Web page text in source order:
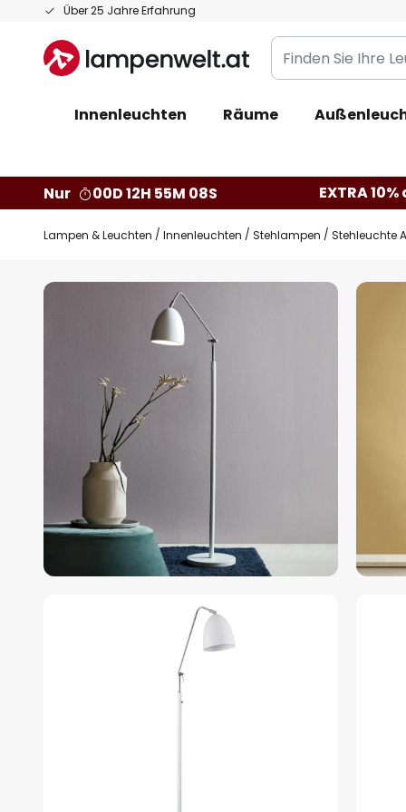
Über 25 Jahre Erfahrung
Zum
springen
Finden
Sie
Leuchte...
Innenleuchten Räume
Nur 00D 12H 55M 07S EXTRA
Lampen & Leuchten Innenleuchten Stehlampen Stehleuchte
Zum
Bildgalerie
springen